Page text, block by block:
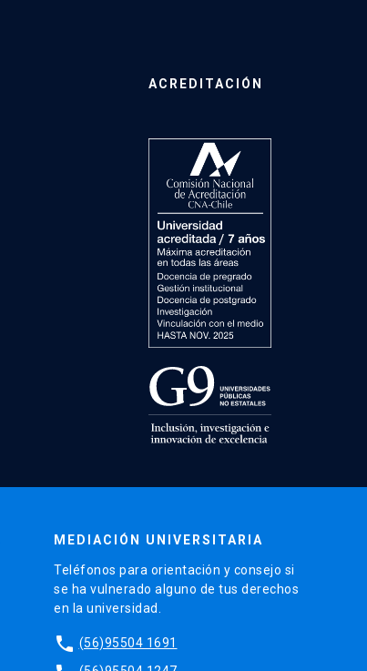
ACREDITACIÓN
MEDIACIÓN UNIVERSITARIA
Teléfonos para orientación y consejo si
se ha vulnerado alguno de tus derechos
en la universidad.
phone (56)95504 1691